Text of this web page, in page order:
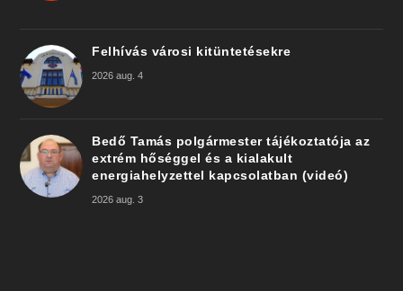
Felhívás városi kitüntetésekre
2026 aug. 4
Bedő Tamás polgármester tájékoztatója az
extrém hőséggel és a kialakult
energiahelyzettel kapcsolatban (videó)
2026 aug. 3